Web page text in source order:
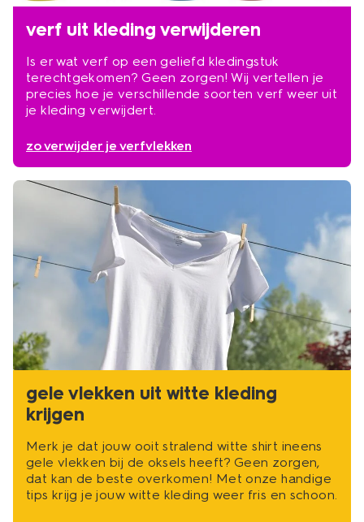
verf uit kleding verwijderen
Is er wat verf op een geliefd kledingstuk
terechtgekomen? Geen zorgen! Wij vertellen je
precies hoe je verschillende soorten verf weer uit
je kleding verwijdert.
zo verwijder je verfvlekken
gele vlekken uit witte kleding
krijgen
Merk je dat jouw ooit stralend witte shirt ineens
gele vlekken bij de oksels heeft? Geen zorgen,
dat kan de beste overkomen! Met onze handige
tips krijg je jouw witte kleding weer fris en schoon.